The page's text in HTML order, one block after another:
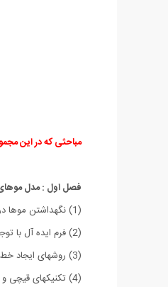
مباحثی که در این
فصل اول : مدل
(1) نگهداشتن موها در طول انگشتها
(2) فرم ایده آل با توجه به خط رویش مو
(3) روشهای ایجاد خط موی مناسب برای سرهای دارای زخم یا اختلالات
(4) تکنیکهای قیچی و شانه و ماشین موزنی و شانه و همچنین تکنیک خرد کردن موها